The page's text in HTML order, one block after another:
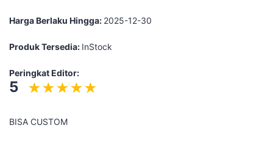
Harga Berlaku Hingga: 2025-12-30
Produk Tersedia: InStock
Peringkat Editor:
5
BISA CUSTOM